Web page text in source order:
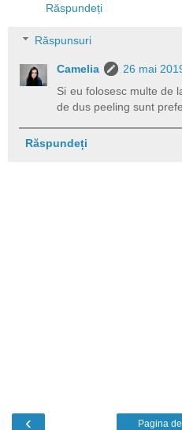
Răspundeți
Răspunsuri
Camelia
26 mai
Si eu folosesc multe de
de dus peeling sunt
Răspundeți
‹ Pagina